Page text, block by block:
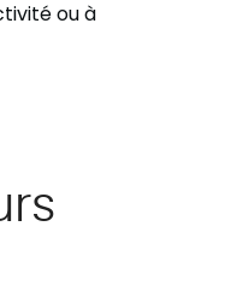
ou à